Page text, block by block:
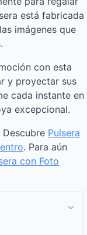
está fabricada
imágenes que
con esta
y proyectar sus
cada instante en
excepcional.
Pulsera
. Para aún
con Foto